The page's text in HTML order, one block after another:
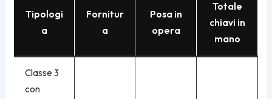
Tipologi
a
Fornitur
a
Posa in
opera
Totale
chiavi in
mano
Classe 3
con